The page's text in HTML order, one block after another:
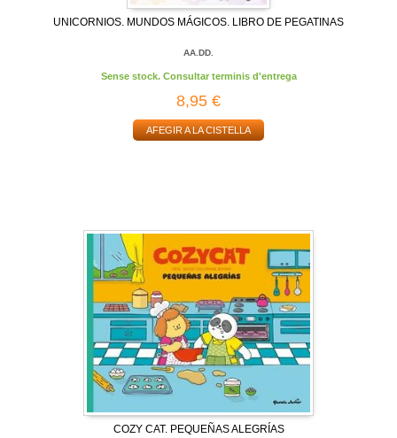
UNICORNIOS. MUNDOS MÁGICOS. LIBRO DE PEGATINAS
AA.DD.
Sense stock. Consultar terminis d'entrega
8,95 €
AFEGIR A LA CISTELLA
COZY CAT. PEQUEÑAS ALEGRÍAS